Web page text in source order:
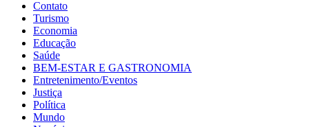
Contato
Turismo
Economia
Educação
Saúde
BEM-ESTAR E GASTRONOMIA
Entretenimento/Eventos
Justiça
Política
Mundo